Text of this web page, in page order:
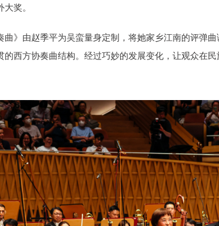
奖。
曲》由赵季平为吴蛮量身定制，将她家乡江南的评弹
的西方协奏曲结构。经过巧妙的发展变化，让观众在